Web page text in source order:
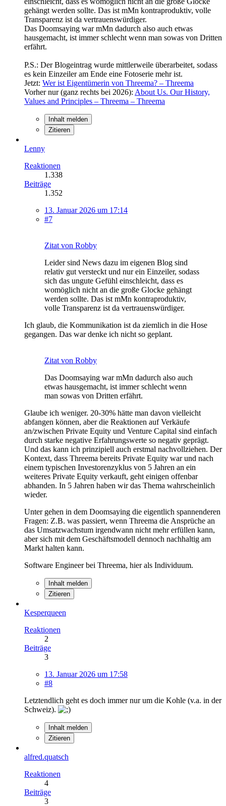
gehängt werden sollte. Das ist mMn kontraproduktiv, volle
Transparenz ist da vertrauenswürdiger.
Das Doomsaying war mMn dadurch also auch etwas
hausgemacht, ist immer schlecht wenn man sowas von Dritten
erfährt.
P.S.: Der Blogeintrag wurde mittlerweile überarbeitet, sodass
es kein Einzeiler am Ende eine Fotoserie mehr ist.
Jetzt: Wer ist Eigentümerin von Threema? – Threema
Vorher nur (ganz rechts bei 2026): About Us. Our History,
Values and Principles – Threema – Threema
Inhalt melden
Zitieren
Lenny
Reaktionen
1.338
Beiträge
1.352
13. Januar 2026 um 17:14
#7
Zitat von Robby
Leider sind News dazu im eigenen Blog sind
relativ gut versteckt und nur ein Einzeiler, sodass
sich das ungute Gefühl einschleicht, dass es
womöglich nicht an die große Glocke gehängt
werden sollte. Das ist mMn kontraproduktiv,
volle Transparenz ist da vertrauenswürdiger.
Ich glaub, die Kommunikation ist da ziemlich in die Hose
gegangen. Das war denke ich nicht so geplant.
Zitat von Robby
Das Doomsaying war mMn dadurch also auch
etwas hausgemacht, ist immer schlecht wenn
man sowas von Dritten erfährt.
Glaube ich weniger. 20-30% hätte man davon vielleicht
abfangen können, aber die Reaktionen auf Verkäufe
an/zwischen Private Equity und Venture Capital sind einfach
durch starke negative Erfahrungswerte so negativ geprägt.
Und das kann ich prinzipiell auch erstmal nachvollziehen. Der
Kontext, dass Threema bereits Private Equity war und nach
einem typischen Investorenzyklus von 5 Jahren an ein
weiteres Private Equity verkauft, geht einigen offenbar
abhanden. In 5 Jahren haben wir das Thema wahrscheinlich
wieder.
Unter gehen in dem Doomsaying die eigentlich spannenderen
Fragen: Z.B. was passiert, wenn Threema die Ansprüche an
das Umsatzwachstum irgendwann nicht mehr erfüllen kann,
aber sich mit dem Geschäftsmodell dennoch nachhaltig am
Markt halten kann.
Software Engineer bei Threema, hier als Individuum.
Inhalt melden
Zitieren
Kesperqueen
Reaktionen
2
Beiträge
3
13. Januar 2026 um 17:58
#8
Letztendlich geht es doch immer nur um die Kohle (v.a. in der
Schweiz).
Inhalt melden
Zitieren
alfred.quatsch
Reaktionen
4
Beiträge
3